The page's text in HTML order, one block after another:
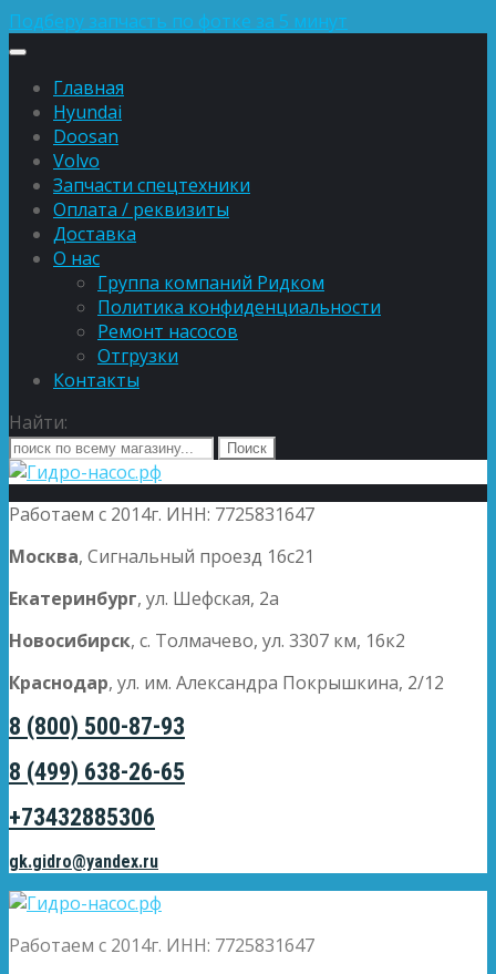
Подберу запчасть по фотке за 5 минут
Главная
Hyundai
Doosan
Volvo
Запчасти спецтехники
Оплата / реквизиты
Доставка
О нас
Группа компаний Ридком
Политика конфиденциальности
Ремонт насосов
Отгрузки
Контакты
Найти:
Работаем с 2014г. ИНН: 7725831647
Москва, Сигнальный проезд 16с21
Екатеринбург, ул. Шефская, 2а
Новосибирск, с. Толмачево, ул. 3307 км, 16к2
Краснодар, ул. им. Александра Покрышкина, 2/12
8 (800) 500-87-93
8 (499) 638-26-65
+73432885306
gk.gidro@yandex.ru
Работаем с 2014г. ИНН: 7725831647